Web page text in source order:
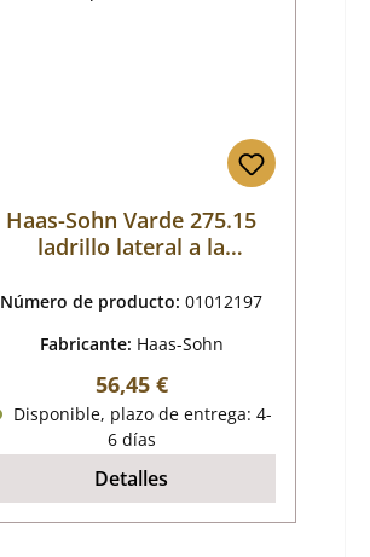
Haas-Sohn Varde 275.15
ladrillo lateral a la
Número de producto:01012197
Fabricante: Haas-Sohn
Precio normal:
56,45 €
Disponible, plazo de entrega: 4-
6 días
Detalles